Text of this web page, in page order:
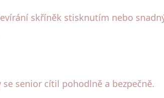
skříněk stisknutím nebo
senior cítil pohodlně a bezpečně.